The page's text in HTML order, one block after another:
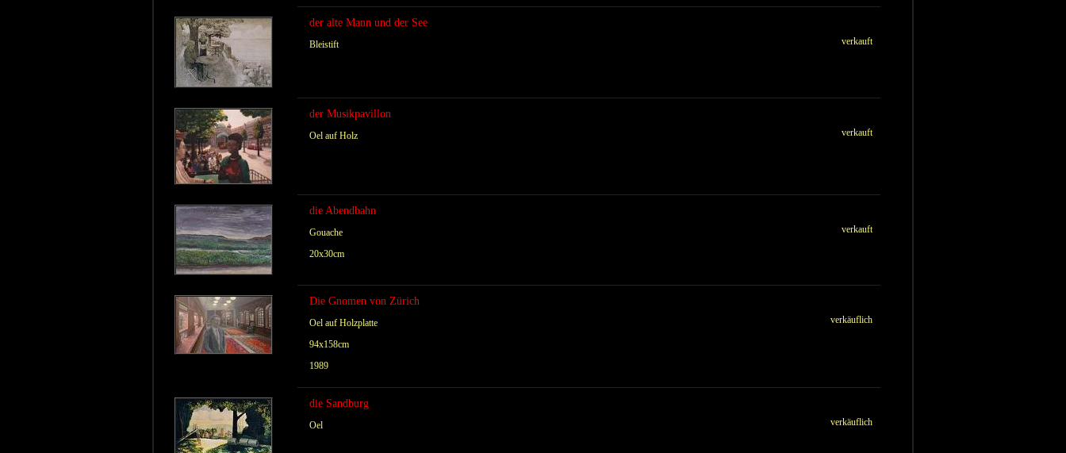
der alte Mann und der See
Bleistift verkauft
der Musikpavillon
Oel auf Holz verkauft
die Abendbahn
Gouache
20x30cm
verkauft
Die Gnomen von Zürich
Oel auf Holzplatte
94x158cm
1989
verkäuflich
die Sandburg
Oel verkäuflich